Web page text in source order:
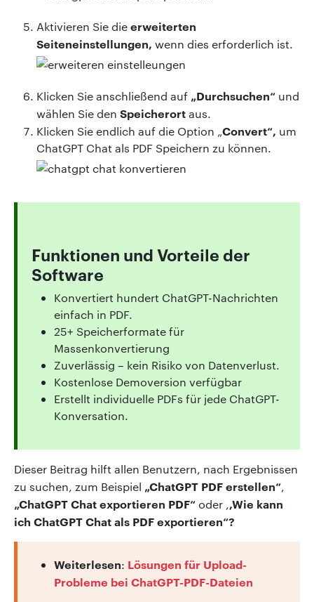
Aktivieren Sie dieerweiterten
Seiteneinstellungen, wenn dies erforderlich ist.
Klicken Sie anschließend auf „Durchsuchen“ und
wählen Sie den Speicherortaus.
Klicken Sie endlich auf die Option „Convert“, um
ChatGPT Chat als PDF Speichern zu können.
Funktionen und Vorteile der
Software
Konvertiert hundert ChatGPT-Nachrichten
einfach in PDF.
25+ Speicherformate für
Massenkonvertierung
Zuverlässig – kein Risiko von Datenverlust.
Kostenlose Demoversion verfügbar
Erstellt individuelle PDFs für jede ChatGPT-
Konversation.
Dieser Beitrag hilft allen Benutzern, nach Ergebnissen
zu suchen, zum Beispiel „ChatGPT PDF erstellen“,
„ChatGPT Chat exportieren PDF“oder ,,Wie kann
ich ChatGPT Chat als PDF exportieren“?
Weiterlesen: Lösungen für Upload-
Probleme bei ChatGPT-PDF-Dateien